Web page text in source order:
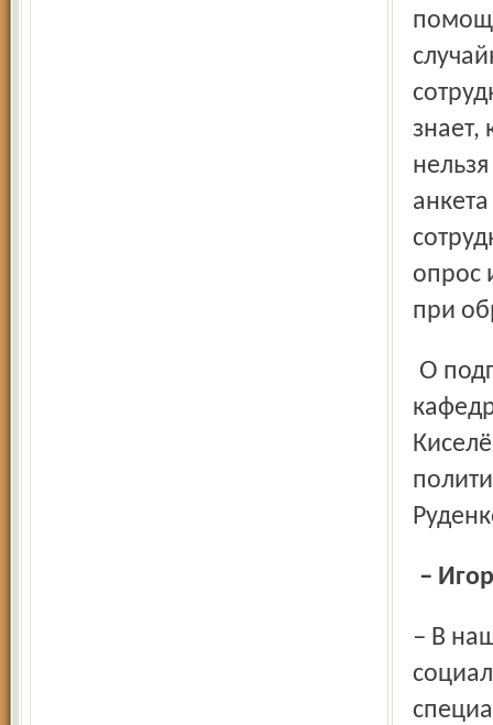
знает,
опрос
при
О подготовке социологов нам рассказали заведующий
–
– В нашем университете в 2004 году на базе факультета